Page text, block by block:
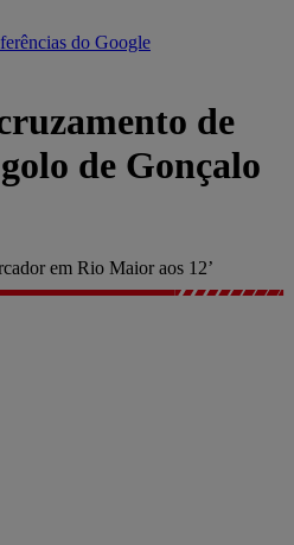
do Google
de
de Gonçalo
em Rio Maior aos 12’